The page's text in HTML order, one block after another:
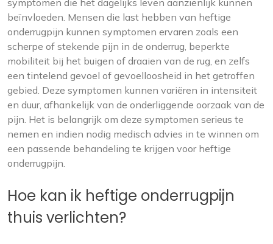
symptomen die het dagelijks leven aanzienlijk kunnen
beïnvloeden. Mensen die last hebben van heftige
onderrugpijn kunnen symptomen ervaren zoals een
scherpe of stekende pijn in de onderrug, beperkte
mobiliteit bij het buigen of draaien van de rug, en zelfs
een tintelend gevoel of gevoelloosheid in het getroffen
gebied. Deze symptomen kunnen variëren in intensiteit
en duur, afhankelijk van de onderliggende oorzaak van de
pijn. Het is belangrijk om deze symptomen serieus te
nemen en indien nodig medisch advies in te winnen om
een passende behandeling te krijgen voor heftige
onderrugpijn.
Hoe kan ik heftige onderrugpijn
thuis verlichten?